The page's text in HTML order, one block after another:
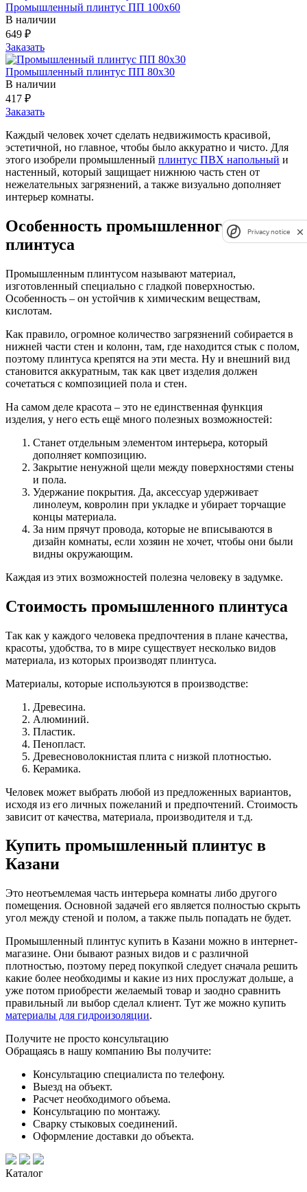
Промышленный плинтус ПП 100х60
В наличии
649 ₽
Заказать
Промышленный плинтус ПП 80х30
В наличии
417 ₽
Заказать
Каждый человек хочет сделать недвижимость красивой,
эстетичной, но главное, чтобы было аккуратно и чисто. Для
этого изобрели промышленный плинтус ПВХ напольный и
настенный, который защищает нижнюю часть стен от
нежелательных загрязнений, а также визуально дополняет
интерьер комнаты.
Особенность промышленного
плинтуса
Промышленным плинтусом называют материал,
изготовленный специально с гладкой поверхностью.
Особенность – он устойчив к химическим веществам,
кислотам.
Как правило, огромное количество загрязнений собирается в
нижней части стен и колонн, там, где находится стык с полом,
поэтому плинтуса крепятся на эти места. Ну и внешний вид
становится аккуратным, так как цвет изделия должен
сочетаться с композицией пола и стен.
На самом деле красота – это не единственная функция
изделия, у него есть ещё много полезных возможностей:
Станет отдельным элементом интерьера, который
дополняет композицию.
Закрытие ненужной щели между поверхностями стены
и пола.
Удержание покрытия. Да, аксессуар удерживает
линолеум, ковролин при укладке и убирает торчащие
концы материала.
За ним прячут провода, которые не вписываются в
дизайн комнаты, если хозяин не хочет, чтобы они были
видны окружающим.
Каждая из этих возможностей полезна человеку в задумке.
Стоимость промышленного плинтуса
Так как у каждого человека предпочтения в плане качества,
красоты, удобства, то в мире существует несколько видов
материала, из которых производят плинтуса.
Материалы, которые используются в производстве:
Древесина.
Алюминий.
Пластик.
Пенопласт.
Древесноволокнистая плита с низкой плотностью.
Керамика.
Человек может выбрать любой из предложенных вариантов,
исходя из его личных пожеланий и предпочтений. Стоимость
зависит от качества, материала, производителя и т.д.
Купить промышленный плинтус в
Казани
Это неотъемлемая часть интерьера комнаты либо другого
помещения. Основной задачей его является полностью скрыть
угол между стеной и полом, а также пыль попадать не будет.
Промышленный плинтус купить в Казани можно в интернет-
магазине. Они бывают разных видов и с различной
плотностью, поэтому перед покупкой следует сначала решить
какие более необходимы и какие из них прослужат дольше, а
уже потом приобрести желаемый товар и заодно сравнить
правильный ли выбор сделал клиент. Тут же можно купить
материалы для гидроизоляции.
Получите не просто консультацию
Обращаясь в нашу компанию Вы получите:
Консультацию специалиста по телефону.
Выезд на объект.
Расчет необходимого объема.
Консультацию по монтажу.
Сварку стыковых соединений.
Оформление доставки до объекта.
Каталог
Privacy notice